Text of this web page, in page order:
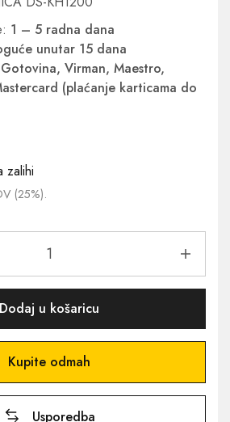
1 – 5 radna dana
unutar 15 dana
Gotovina, Virman, Maestro,
(plaćanje karticama do
zalihi
(25%).
Dodaj u košaricu
Kupite odmah
Usporedba